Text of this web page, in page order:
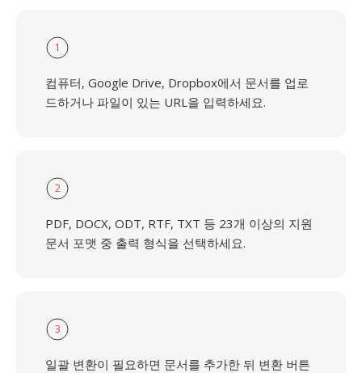
1
컴퓨터, Google Drive, Dropbox에서 문서를 업로
드하거나 파일이 있는 URL을 입력하세요.
2
PDF, DOCX, ODT, RTF, TXT 등 23개 이상의 지원
문서 포맷 중 출력 형식을 선택하세요.
3
일괄 변환이 필요하면 문서를 추가한 뒤 변환 버튼